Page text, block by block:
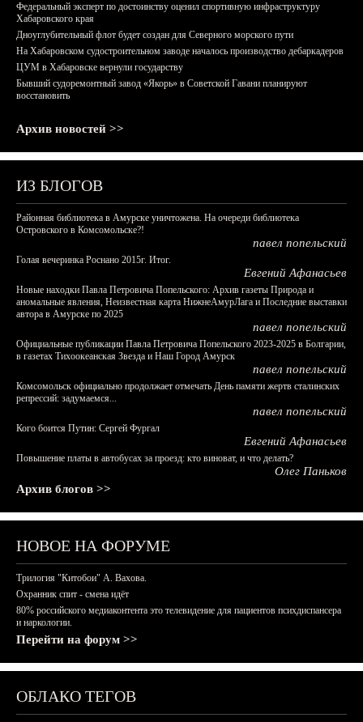
Федеральный эксперт по достоинству оценил спортивную инфраструктуру
Хабаровского края
Дноуглубительный флот будет создан для Северного морского пути
На Хабаровском судостроительном заводе началось производство дебаркадеров
ЦУМ в Хабаровске вернули государству
Бывший судоремонтный завод «Якорь» в Советской Гавани планируют
восстановить
Архив новостей >>
ИЗ БЛОГОВ
Районная библиотека в Амурске уничтожена. На очереди библиотека
Островского в Комсомольске?!
павел попельский
Голая вечеринка Роснано 2015г. Итог.
Евгений Афанасьев
Новые находки Павла Петровича Попельского: Архив газеты Природа и
аномальные явления, Неизвестная карта НижнеАмурЛага и Последние выставки
автора в Амурске по 2025
павел попельский
Официальные публикации Павла Петровича Попельского 2023-2025 в Болгарии,
в газетах Тихоокеанская Звезда и Наш Город Амурск
павел попельский
Комсомольск официально продолжает отмечать День памяти жертв сталинских
репрессий: задумаемся...
павел попельский
Кого боится Путин: Сергей Фургал
Евгений Афанасьев
Повышение платы в автобусах за проезд: кто виноват, и что делать?
Олег Паньков
Архив блогов >>
НОВОЕ НА ФОРУМЕ
Трилогия "Китобои" А. Вахова.
Охранник спит - смена идёт
80% российского медиаконтента это телевидение для пациентов психдиспансера
и наркологии.
Перейти на форум >>
ОБЛАКО ТЕГОВ